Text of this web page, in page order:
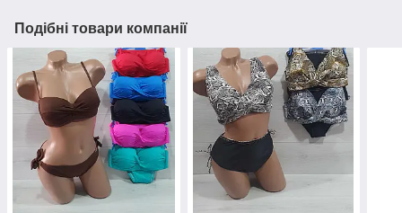
Подібні товари компанії